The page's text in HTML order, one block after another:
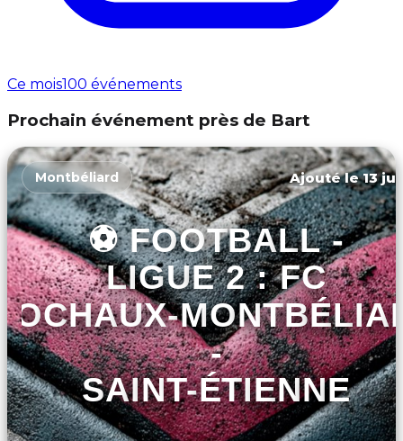
Ce mois100 événements
Prochain événement près de Bart
Montbéliard Ajouté le 13
⚽ FOOTBALL -
LIGUE 2 : FC
-
SAINT-ÉTIENNE